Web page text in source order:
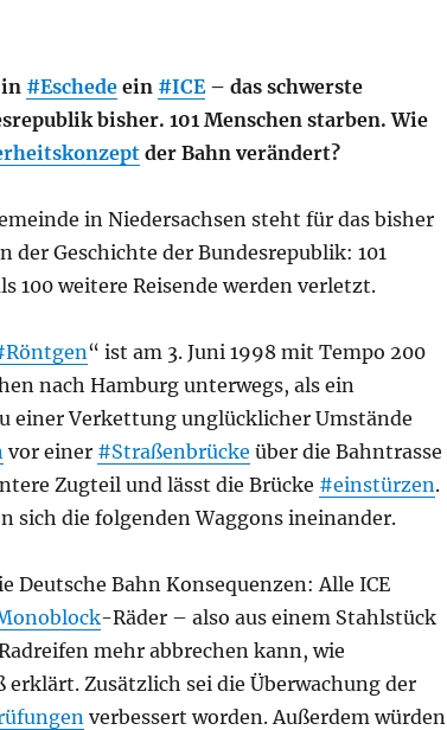
#Eschedeein #ICE– das schwerste
bisher. 101 Menschen starben. Wie
der Bahn verändert?
in Niedersachsen steht für das bisher
der Geschichte der Bundesrepublik: 101
100 weitere Reisende werden verletzt.
“ ist am 3. Juni 1998 mit Tempo 200
nach Hamburg unterwegs, als ein
einer Verkettung unglücklicher Umstände
vor einer #Straßenbrücke über die Bahntrasse
Zugteil und lässt die Brücke #einstürzen.
sich die folgenden Waggons ineinander.
Deutsche Bahn Konsequenzen: Alle ICE
-Räder – also aus einem Stahlstück
mehr abbrechen kann, wie
erklärt. Zusätzlich sei die Überwachung der
verbessert worden. Außerdem würden